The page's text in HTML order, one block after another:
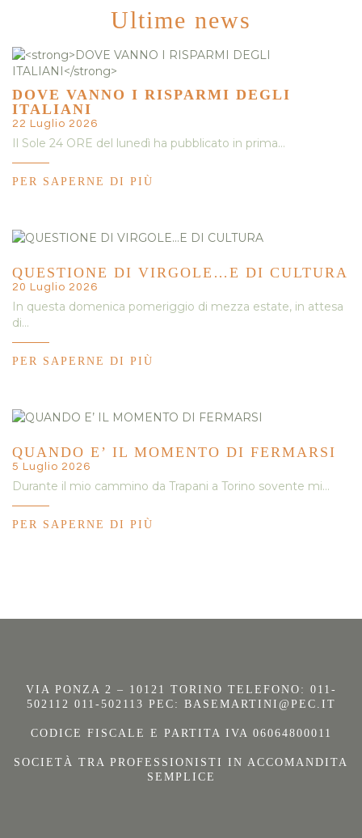
Ultime news
DOVE VANNO I RISPARMI DEGLI
ITALIANI
22 Luglio 2026
Il Sole 24 ORE del lunedì ha pubblicato in prima…
PER SAPERNE DI PIÙ
QUESTIONE DI VIRGOLE…E DI CULTURA
20 Luglio 2026
In questa domenica pomeriggio di mezza estate, in attesa
di…
PER SAPERNE DI PIÙ
QUANDO E’ IL MOMENTO DI FERMARSI
5 Luglio 2026
Durante il mio cammino da Trapani a Torino sovente mi…
PER SAPERNE DI PIÙ
VIA PONZA 2 – 10121 TORINO TELEFONO: 011-
502112 011-502113 PEC: BASEMARTINI@PEC.IT
CODICE FISCALE E PARTITA IVA 06064800011
SOCIETÀ TRA PROFESSIONISTI IN ACCOMANDITA
SEMPLICE